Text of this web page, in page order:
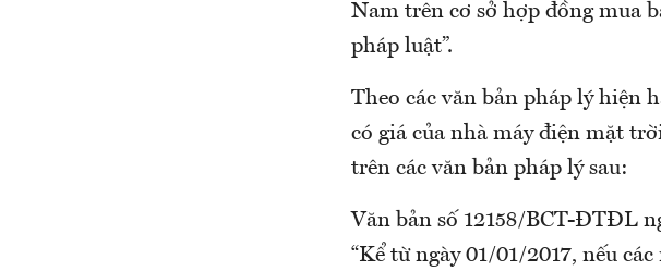
Nam trên cơ sở hợp đồng mua
pháp luật”.
Theo các văn bản pháp lý hiện
có giá của nhà máy điện mặt
trên các văn bản pháp lý sau:
Văn bản số 12158/BCT-ĐTĐL
“Kể từ ngày 01/01/2017, nếu